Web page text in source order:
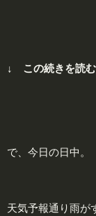
↓ この続きを読
で、今日の日中。
天気予報通り雨が